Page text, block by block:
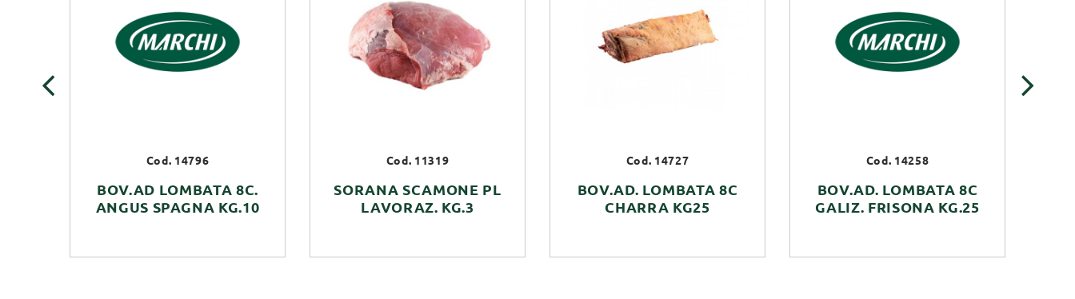
Cod. 14796
BOV.AD LOMBATA 8C.
ANGUS SPAGNA KG.10
Cod. 11319
SORANA SCAMONE PL
LAVORAZ. KG.3
Cod. 14727
BOV.AD. LOMBATA 8C
CHARRA KG25
Cod. 14258
BOV.AD. LOMBATA 8C
GALIZ. FRISONA KG.25